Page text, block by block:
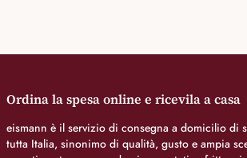
Ordina la spesa online e ricevila a casa
eismann è il servizio di consegna a domicilio di
tutta Italia, sinonimo di qualità, gusto e ampia